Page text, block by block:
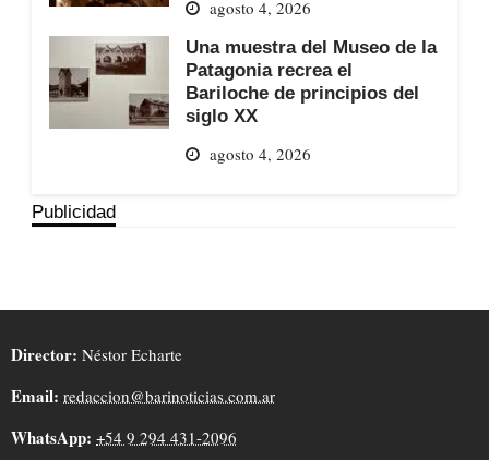
agosto 4, 2026
Una muestra del Museo de la
Patagonia recrea el
Bariloche de principios del
siglo XX
agosto 4, 2026
Publicidad
Director: Néstor Echarte
Email: redaccion@barinoticias.com.ar
WhatsApp: +54 9 294 431-2096